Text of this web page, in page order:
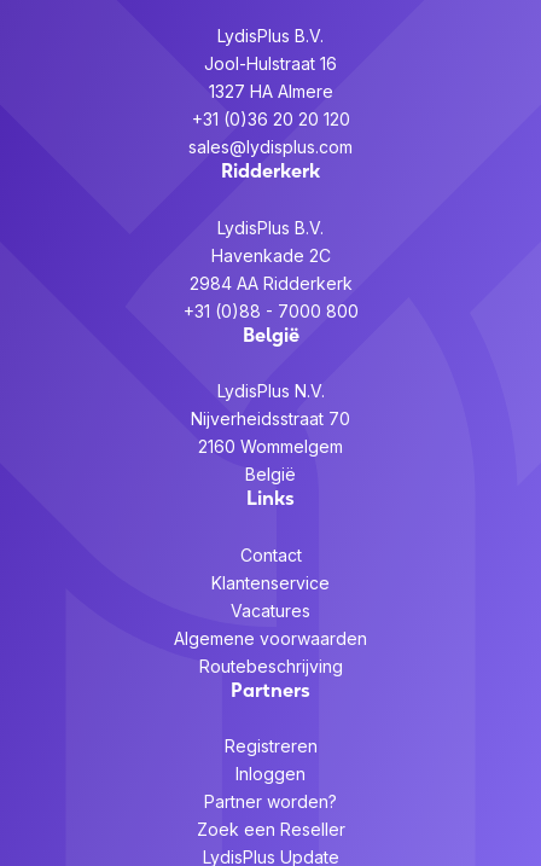
LydisPlus B.V.
Jool-Hulstraat 16
1327 HA Almere
+31 (0)36 20 20 120
sales@lydisplus.com
Ridderkerk
LydisPlus B.V.
Havenkade 2C
2984 AA Ridderkerk
+31 (0)88 - 7000 800
België
LydisPlus N.V.
Nijverheidsstraat 70
2160 Wommelgem
België
Links
Contact
Klantenservice
Vacatures
Algemene voorwaarden
Routebeschrijving
Partners
Registreren
Inloggen
Partner worden?
Zoek een Reseller
LydisPlus Update